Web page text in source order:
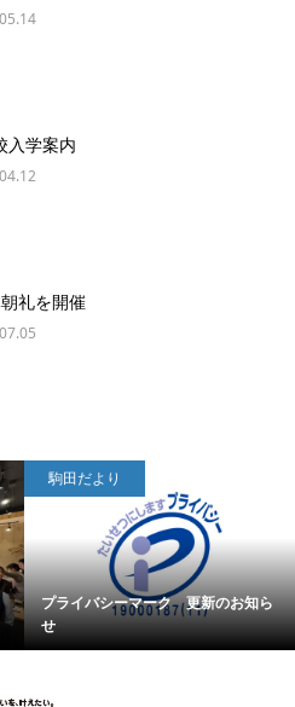
入学案内
礼を開催
駒田だより
プライバシーマーク 更新のお知ら
せ